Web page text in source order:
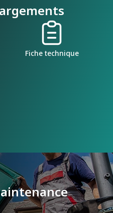
Fiche technique